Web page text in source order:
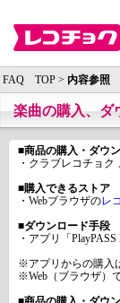
FAQ TOP > 内容参照
楽曲の購入、ダ
■商品の購入・ダウ
・クラブレコチョ
■購入できるストア
・Webブラウザのレ
■ダウンロード手段
・アプリ「PlayPASS
※アプリからの購入
※Web（ブラウザ）